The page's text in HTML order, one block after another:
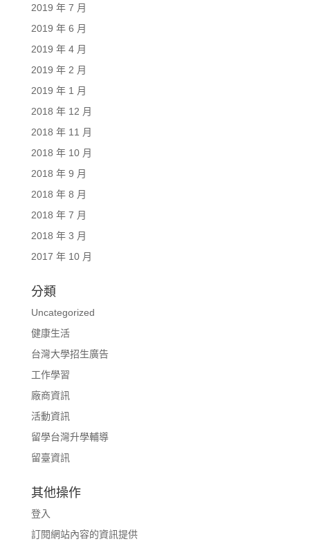
2019 年 7 月
2019 年 6 月
2019 年 4 月
2019 年 2 月
2019 年 1 月
2018 年 12 月
2018 年 11 月
2018 年 10 月
2018 年 9 月
2018 年 8 月
2018 年 7 月
2018 年 3 月
2017 年 10 月
分類
Uncategorized
健康生活
台灣大學招生廣告
工作學習
廠商資訊
活動資訊
留學台灣升學輔導
留臺資訊
其他操作
登入
訂閱網站內容的資訊提供